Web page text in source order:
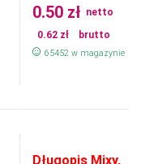
0.50 zł netto
0.62 zł brutto
65452 w magazynie
Długopis Mixy,